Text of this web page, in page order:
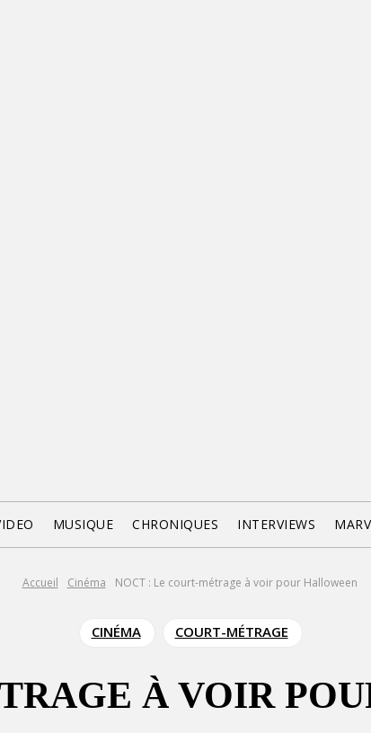
MUSIQUE CHRONIQUES INTERVIEWS
Accueil Cinéma NOCT : Le court-métrage à voir pour Halloween
CINÉMA COURT-MÉTRAGE
À VOIR